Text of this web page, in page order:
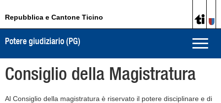
Repubblica e Cantone Ticino
Toggle
Potere giudiziario (PG)
Consiglio della Magistratura
Al Consiglio della magistratura è riservato il potere disciplinare e di